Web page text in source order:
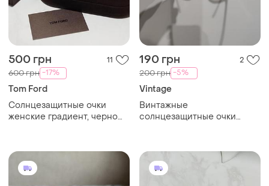
500 грн 11
600 грн -17%
Tom Ford
Солнцезащитные очки
женские градиент, черно
190 грн 2
200 грн -5%
Vintage
Винтажные
солнцезащитные очки